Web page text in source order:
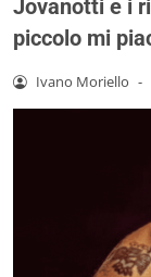
Jovanotti e i
piccolo mi
Ivano Moriello -